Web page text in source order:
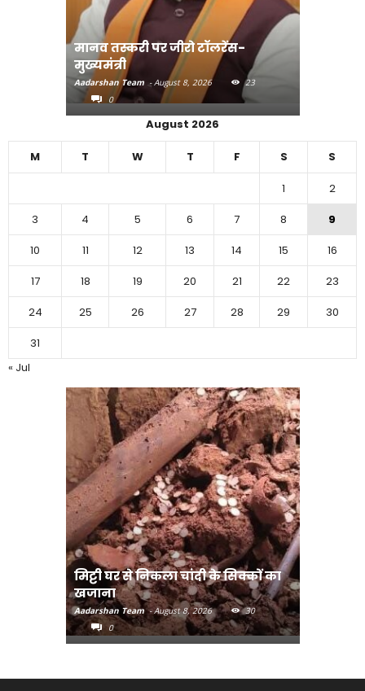
मानव तस्करी पर जीरो टॉलरेंस-
मुख्यमंत्री
Aadarshan Team - August 8, 2026
23
0
August 2026
M T W T F S S
1
2
3
4 5 6 7 8
9
10
11 12 13 14 15
16
17
18 19 20 21 22
23
24
25 26 27 28 29
30
31
« Jul
मिट्टी घर से निकला चांदी के सिक्कों का
खजाना
Aadarshan Team - August 8, 2026
30
0